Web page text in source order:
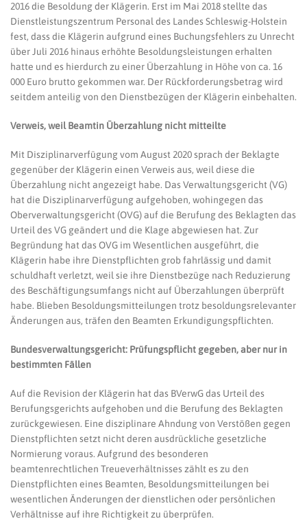
2016 die Besoldung der Klägerin. Erst im Mai 2018 stellte das
Dienstleistungszentrum Personal des Landes Schleswig-Holstein
fest, dass die Klägerin aufgrund eines Buchungsfehlers zu Unrecht
über Juli 2016 hinaus erhöhte Besoldungsleistungen erhalten
hatte und es hierdurch zu einer Überzahlung in Höhe von ca. 16
000 Euro brutto gekommen war. Der Rückforderungsbetrag wird
seitdem anteilig von den Dienstbezügen der Klägerin einbehalten.
Verweis, weil Beamtin Überzahlung nicht mitteilte
Mit Disziplinarverfügung vom August 2020 sprach der Beklagte
gegenüber der Klägerin einen Verweis aus, weil diese die
Überzahlung nicht angezeigt habe. Das Verwaltungsgericht (VG)
hat die Disziplinarverfügung aufgehoben, wohingegen das
Oberverwaltungsgericht (OVG) auf die Berufung des Beklagten das
Urteil des VG geändert und die Klage abgewiesen hat. Zur
Begründung hat das OVG im Wesentlichen ausgeführt, die
Klägerin habe ihre Dienstpflichten grob fahrlässig und damit
schuldhaft verletzt, weil sie ihre Dienstbezüge nach Reduzierung
des Beschäftigungsumfangs nicht auf Überzahlungen überprüft
habe. Blieben Besoldungsmitteilungen trotz besoldungsrelevanter
Änderungen aus, träfen den Beamten Erkundigungspflichten.
Bundesverwaltungsgericht: Prüfungspflicht gegeben, aber nur in
bestimmten Fällen
Auf die Revision der Klägerin hat das BVerwG das Urteil des
Berufungsgerichts aufgehoben und die Berufung des Beklagten
zurückgewiesen. Eine disziplinare Ahndung von Verstößen gegen
Dienstpflichten setzt nicht deren ausdrückliche gesetzliche
Normierung voraus. Aufgrund des besonderen
beamtenrechtlichen Treueverhältnisses zählt es zu den
Dienstpflichten eines Beamten, Besoldungsmitteilungen bei
wesentlichen Änderungen der dienstlichen oder persönlichen
Verhältnisse auf ihre Richtigkeit zu überprüfen.